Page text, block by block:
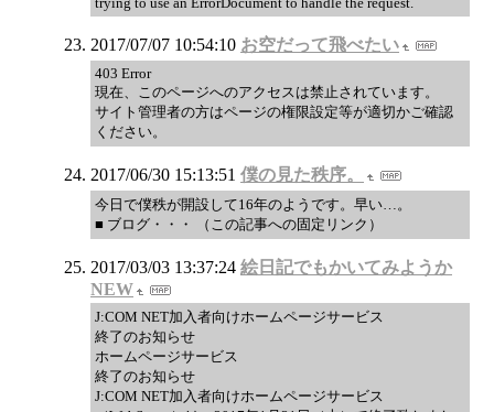
2017/07/07 10:54:10 お空だって飛べたい
403 Error
現在、このページへのアクセスは禁止されています。
サイト管理者の方はページの権限設定等が適切かご確認
ください。
2017/06/30 15:13:51 僕の見た秩序。
今日で僕秩が開設して16年のようです。早い…。
■ ブログ・・・ （この記事への固定リンク）
2017/03/03 13:37:24 絵日記でもかいてみようか
NEW
J:COM NET加入者向けホームページサービス
終了のお知らせ
ホームページサービス
終了のお知らせ
J:COM NET加入者向けホームページサービス